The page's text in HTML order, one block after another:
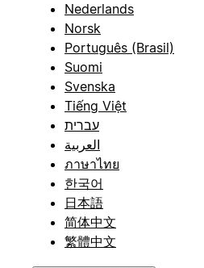
Nederlands
Norsk
Português (Brasil)
Suomi
Svenska
Tiếng Việt
עברית
العربية
ภาษาไทย
한국어
日本語
简体中文
繁體中文